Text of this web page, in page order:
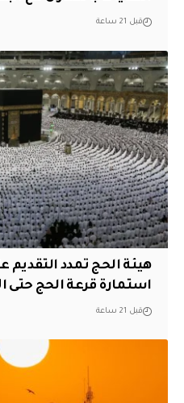
قبل 21 ساعة
هيئة الحج تمدد
استمارة قرعة الحج حتى
قبل 21 ساعة